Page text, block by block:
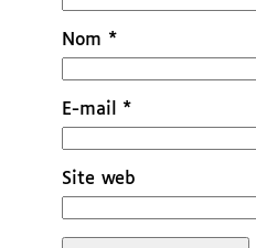
Nom *
E-mail *
Site web